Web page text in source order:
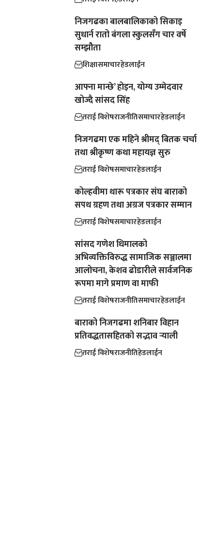
निजगढका बालबालिकाको सिकाइ
सुधार्न रातो बंगला स्कुलसँग चार वर्षे
सम्झौता
शिक्षासमाचारहेडलाईन
आफ्ना मान्छे’ होइन, योग्य उम्मेदवार
खोज्दै सांसद सिंह
तराई विशेषराजनीतिसमाचारहेडलाईन
निजगढमा एक महिने श्रीमद् बितक चर्चा
तथा श्रीकृष्ण कथा महायज्ञ सुरु
तराई विशेषसमाचारहेडलाईन
कोल्हवीमा थारू पत्रकार संघ बाराको
सपथ ग्रहण तथा अग्रज पत्रकार सम्मान
तराई विशेषसमाचारहेडलाईन
सांसद गणेश धिमालको
अभिव्यक्तिविरुद्ध सामाजिक सञ्जालमा
आलोचना, केशव ढोडारीले सार्वजनिक
रूपमा मागे प्रमाण वा माफी
तराई विशेषराजनीतिसमाचारहेडलाईन
बाराको निजगढमा शनिबार विहान
प्रतिवद्धतासहितको सद्भाव र्‍याली
तराई विशेषराजनीतिहेडलाईन